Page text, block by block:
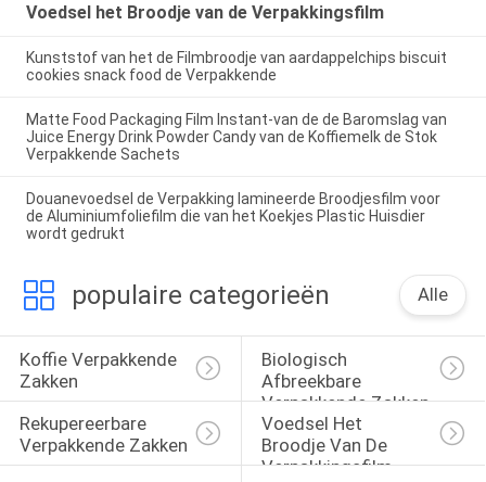
Voedsel het Broodje van de Verpakkingsfilm
Kunststof van het de Filmbroodje van aardappelchips biscuit
cookies snack food de Verpakkende
Matte Food Packaging Film Instant-van de de Baromslag van
Juice Energy Drink Powder Candy van de Koffiemelk de Stok
Verpakkende Sachets
Douanevoedsel de Verpakking lamineerde Broodjesfilm voor
de Aluminiumfoliefilm die van het Koekjes Plastic Huisdier
wordt gedrukt
populaire categorieën Alle
Koffie Verpakkende
Zakken
Biologisch
Afbreekbare
Verpakkende Zakken
Rekupereerbare
Verpakkende Zakken
Voedsel Het
Broodje Van De
Verpakkingsfilm